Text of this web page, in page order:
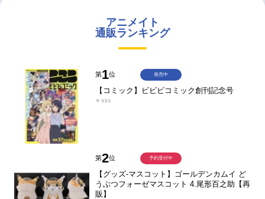
アニメイト
通販ランキング
第1位
【コミック】ビビビコミック創刊記念号
￥935
発売中
第2位
【グッズ-マスコット】ゴールデンカムイ ど
うぶつフォーゼマスコット 4.尾形百之助【再
販】
予約受付中